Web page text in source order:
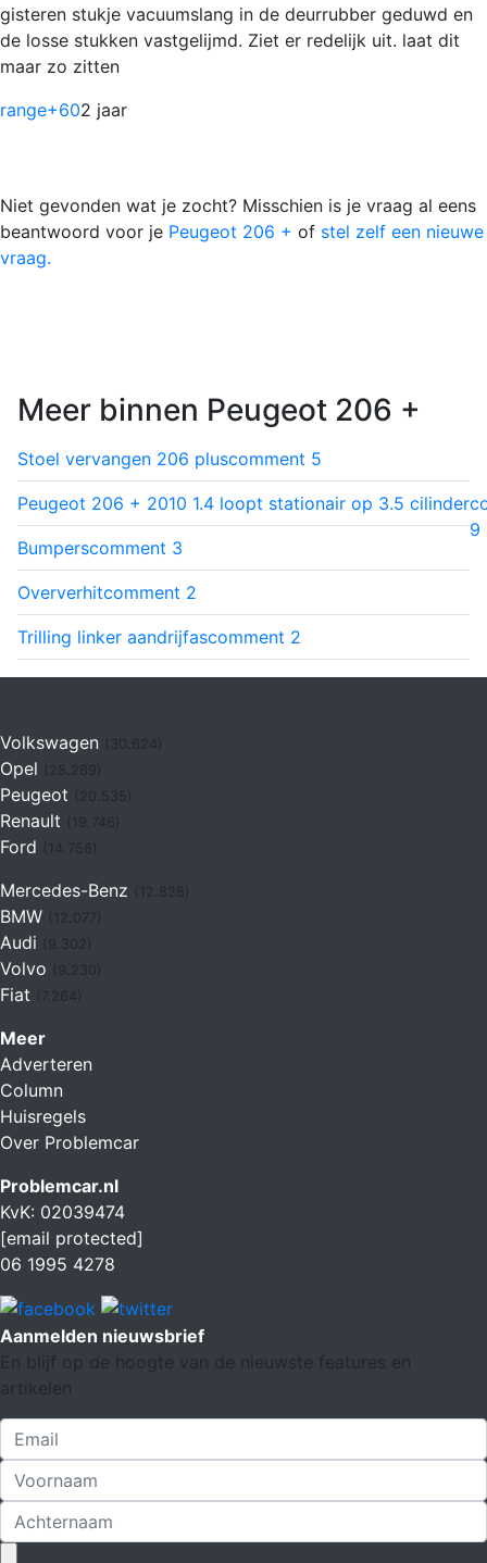
gisteren stukje vacuumslang in de deurrubber geduwd en
de losse stukken vastgelijmd. Ziet er redelijk uit. laat dit
maar zo zitten
range+602 jaar
Niet gevonden wat je zocht? Misschien is je vraag al eens
beantwoord voor je Peugeot 206 + of stel zelf een nieuwe
vraag.
Meer binnen Peugeot 206 +
Stoel vervangen 206 pluscomment 5
Peugeot 206 + 2010 1.4 loopt stationair op 3.5 cilinder
9
Bumperscomment 3
Oververhitcomment 2
Trilling linker aandrijfascomment 2
Volkswagen (30.624)
Opel
Peugeot
Renault (19.746)
Ford (14.756)
Mercedes-Benz
BMW
Audi
Volvo
Fiat (7.264)
Meer
Adverteren
Column
Huisregels
Over Problemcar
Problemcar.nl
KvK: 02039474
[email protected]
06 1995 4278
Aanmelden nieuwsbrief
En blijf op de hoogte van de nieuwste features en
artikelen